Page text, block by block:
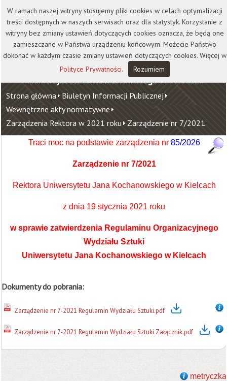
Kontakt Biblioteka
Wydawnictwo
Wirtualna Uczelnia
Uniwersytet Jana Kochanowskiego w Kielcach
Strona główna Biuletyn Informacji Publicznej
Wewnętrzne akty normatywne
Zarządzenia Rektora w 2021 roku Zarządzenie nr 7/2021
Traci moc na podstawie zarządzenia nr 85/2026
Zarządzenie nr 7/2021
Rektora Uniwersytetu Jana Kochanowskiego w Kielcach
z dnia 19 stycznia 2021 roku
w sprawie zatwierdzenia Regulaminu Organizacyjnego
Wydziału Sztuki
Uniwersytetu Jana Kochanowskiego w Kielcach
Dokumenty do pobrania:
Zarządzenie nr 7-2021 Regulamin Wydziału Sztuki.pdf
Zarządzenie nr 7-2021 Regulamin Wydziału Sztuki Załącznik.pdf
metryczka
W ramach naszej witryny stosujemy pliki cookies w celach optymalizacji
treści dostępnych w naszych serwisach oraz dla statystyk. Korzystanie z
witryny bez zmiany ustawień dotyczących cookies oznacza, że będą one
zamieszczane w Państwa urządzeniu końcowym. Możecie Państwo
dokonać w każdym czasie zmiany ustawień dotyczących cookies. Więcej w
Polityce Prywatności. Rozumiem